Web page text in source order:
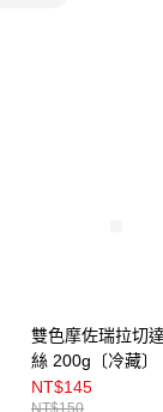
雙色摩佐瑞拉切
絲 200g〔冷藏〕
NT$145
NT$150